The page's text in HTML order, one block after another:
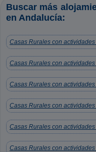
Buscar más
en Andalucía:
Casas Rurales con actividades
Casas Rurales con actividades
Casas Rurales con actividades
Casas Rurales con actividades
Casas Rurales con actividades
Casas Rurales con actividades